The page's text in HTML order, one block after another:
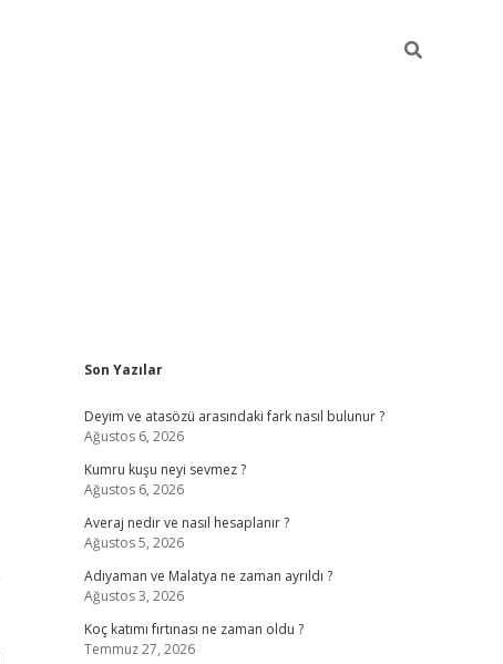
Sidebar
Son Yazılar
Deyim ve atasözü arasındaki fark nasıl bulunur ?
Ağustos 6, 2026
Kumru kuşu neyi sevmez ?
Ağustos 6, 2026
Averaj nedir ve nasıl hesaplanır ?
Ağustos 5, 2026
Adıyaman ve Malatya ne zaman ayrıldı ?
Ağustos 3, 2026
Koç katımı fırtınası ne zaman oldu ?
Temmuz 27, 2026
vdcasino sitesi